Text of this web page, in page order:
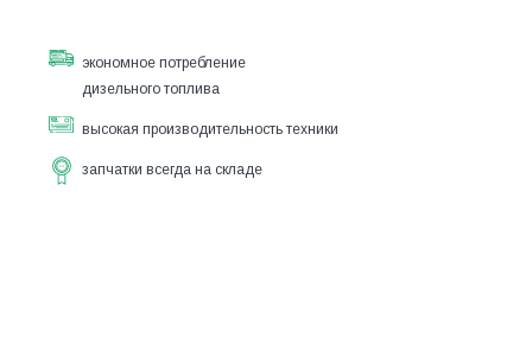
экономное потребление
дизельного топлива
высокая производительность техники
запчатки всегда на складе